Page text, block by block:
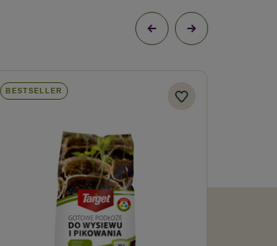
BESTSELLER